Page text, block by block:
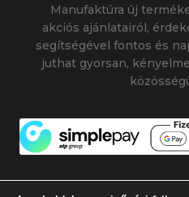
Manufaktúra új
akciós ajánlatairól,
segítségével fontos és
juthat gyorsan,